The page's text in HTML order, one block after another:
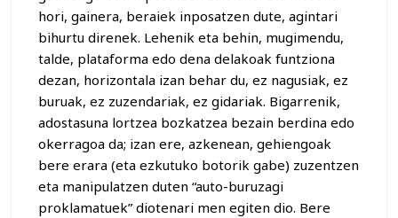
hori, gainera, beraiek inposatzen dute, agintari
bihurtu direnek. Lehenik eta behin, mugimendu,
talde, plataforma edo dena delakoak funtziona
dezan, horizontala izan behar du, ez nagusiak, ez
buruak, ez zuzendariak, ez gidariak. Bigarrenik,
adostasuna lortzea bozkatzea bezain berdina edo
okerragoa da; izan ere, azkenean, gehiengoak
bere erara (eta ezkutuko botorik gabe) zuzentzen
eta manipulatzen duten “auto-buruzagi
proklamatuek” diotenari men egiten dio. Bere